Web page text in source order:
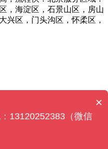
，海淀区，石景山区，房山
兴区，门头沟区，怀柔区，
×
13120252383（微信